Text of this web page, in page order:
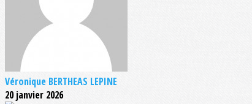
Véronique BERTHEAS LEPINE
20 janvier 2026